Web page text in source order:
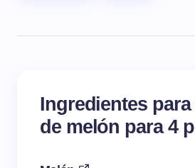
Ingredientes
de melón para 4